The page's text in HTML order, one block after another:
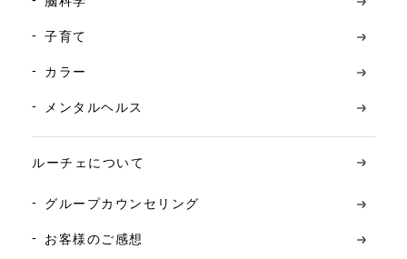
子育て
カラー
メンタルヘルス
ルーチェについて
グループカウンセリング
お客様のご感想